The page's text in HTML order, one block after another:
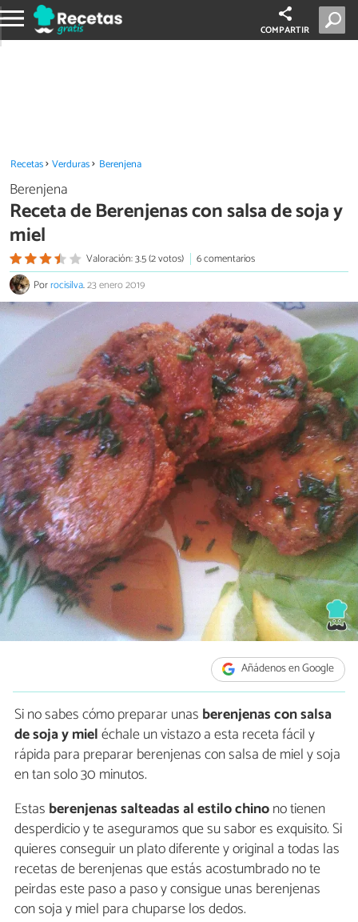
COMPARTIR
Recetas Verduras Berenjena
Berenjena
Receta de Berenjenas con salsa de soja y
miel
Valoración: 3.5 (2 votos)
6 comentarios
Porrocisilva.23 enero 2019
Añádenos en Google
Si no sabes cómo preparar unas berenjenas con salsa
de soja y mieléchale un vistazo a esta receta fácil y
rápida para preparar berenjenas con salsa de miel y soja
en tan solo 30 minutos.
Estas berenjenas salteadas al estilo chinono tienen
desperdicio y te aseguramos que su sabor es exquisito. Si
quieres conseguir un plato diferente y original a todas las
recetas de berenjenas que estás acostumbrado no te
peirdas este paso a paso y consigue unas berenjenas
con soja y miel para chuparse los dedos.